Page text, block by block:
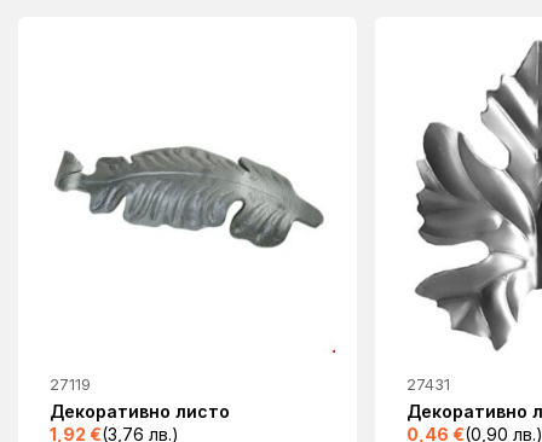
27119
Декоративно листо
1,92 €(3,76 лв.)
27431
Декоративно
0,46 €(0,90 лв.)